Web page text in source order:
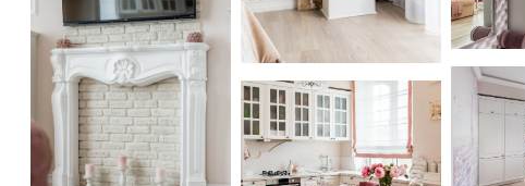
Двух
Двух комнатная квартира на